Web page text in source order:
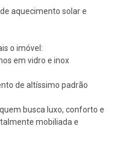
aquecimento solar e
o imóvel:
em vidro e inox
de altíssimo padrão
busca luxo, conforto e
mobiliada e